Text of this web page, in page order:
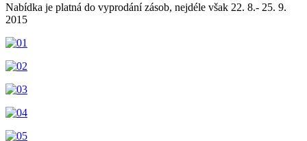
Nabídka je platná do vyprodání zásob, nejdéle však 22. 8.- 25. 9.
2015